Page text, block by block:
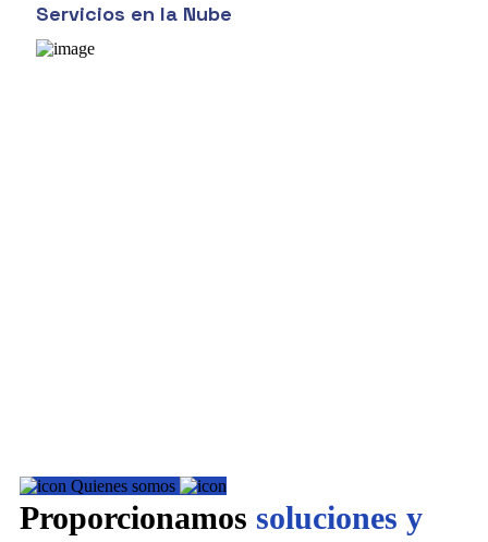
Servicios en la Nube
Quienes somos
Proporcionamos soluciones y